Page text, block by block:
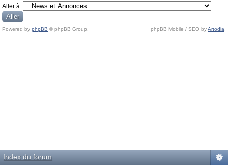
Aller à:
Powered by phpBB © phpBB Group. phpBB Mobile / SEO byArtodia
Index du forum